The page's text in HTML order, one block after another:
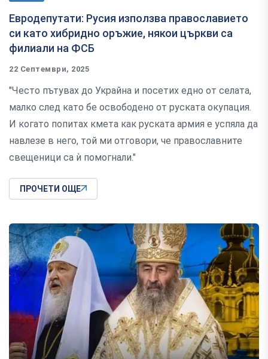
Евродепутати: Русия използва православието
си като хибридно оръжие, някои църкви са
филиали на ФСБ
22 Септември, 2025
"Често пътувах до Украйна и посетих едно от селата,
малко след като бе освободено от руската окупация.
И когато попитах кмета как руската армия е успяла да
навлезе в него, той ми отговори, че православните
свещеници са ѝ помогнали."
ПРОЧЕТИ ОЩЕ